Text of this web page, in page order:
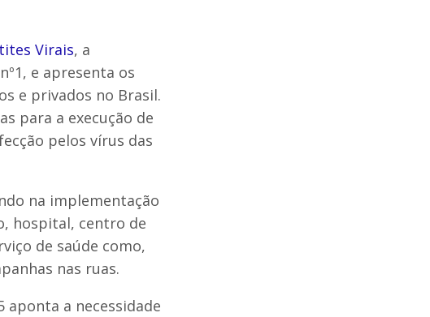
Virais, a
e apresenta os
e privados no Brasil.
para a execução de
pelos vírus das
na implementação
hospital, centro de
de saúde como,
nas ruas.
aponta a necessidade